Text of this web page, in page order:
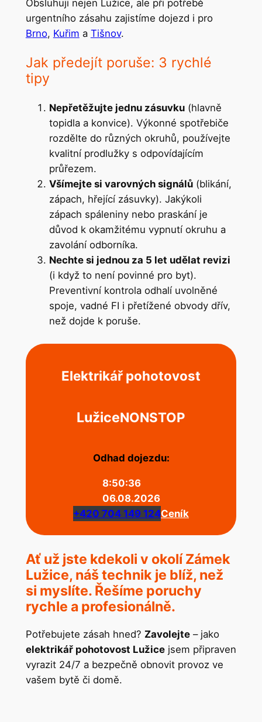
Obsluhuji nejen Lužice, ale při potřebě
urgentního zásahu zajistíme dojezd i pro
Brno, Kuřim a Tišnov.
Jak předejít poruše: 3 rychlé
tipy
Nepřetěžujte jednu zásuvku(hlavně
topidla a konvice). Výkonné spotřebiče
rozdělte do různých okruhů, používejte
kvalitní prodlužky s odpovídajícím
průřezem.
Všímejte si varovných signálů(blikání,
zápach, hřející zásuvky). Jakýkoli
zápach spáleniny nebo praskání je
důvod k okamžitému vypnutí okruhu a
zavolání odborníka.
Nechte si jednou za 5 let udělat revizi
(i když to není povinné pro byt).
Preventivní kontrola odhalí uvolněné
spoje, vadné FI i přetížené obvody dřív,
než dojde k poruše.
Elektrikář pohotovost
LužiceNONSTOP
Odhad dojezdu:
8:50:36
06.08.2026
+420 704 149 124Ceník
Ať už jste kdekoli v okolí Zámek
Lužice, náš technik je blíž, než
si myslíte. Řešíme poruchy
rychle a profesionálně.
Potřebujete zásah hned? Zavolejte– jako
elektrikář pohotovost Lužicejsem připraven
vyrazit 24/7 a bezpečně obnovit provoz ve
vašem bytě či domě.